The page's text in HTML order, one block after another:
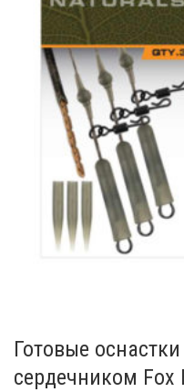
Готовые
сердечником Fox